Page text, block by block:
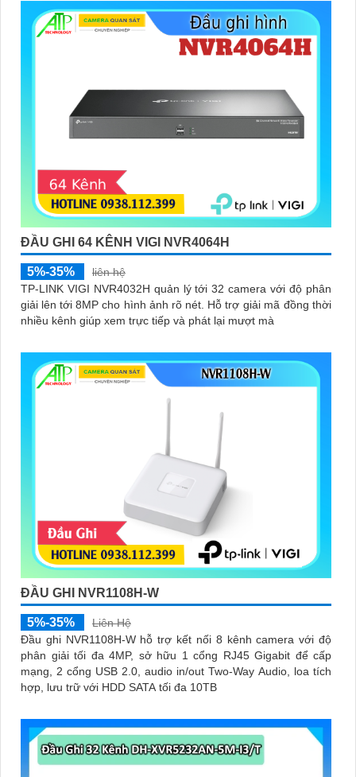
ĐẦU GHI 64 KÊNH VIGI NVR4064H
5%-35%
liên hệ
TP-LINK VIGI NVR4032H quản lý tới 32 camera với độ phân
giải lên tới 8MP cho hình ảnh rõ nét. Hỗ trợ giải mã đồng thời
nhiều kênh giúp xem trực tiếp và phát lại mượt mà
ĐẦU GHI NVR1108H-W
5%-35%
Liên Hệ
Đầu ghi NVR1108H-W hỗ trợ kết nối 8 kênh camera với độ
phân giải tối đa 4MP, sở hữu 1 cổng RJ45 Gigabit để cấp
mạng, 2 cổng USB 2.0, audio in/out Two-Way Audio, loa tích
hợp, lưu trữ với HDD SATA tối đa 10TB